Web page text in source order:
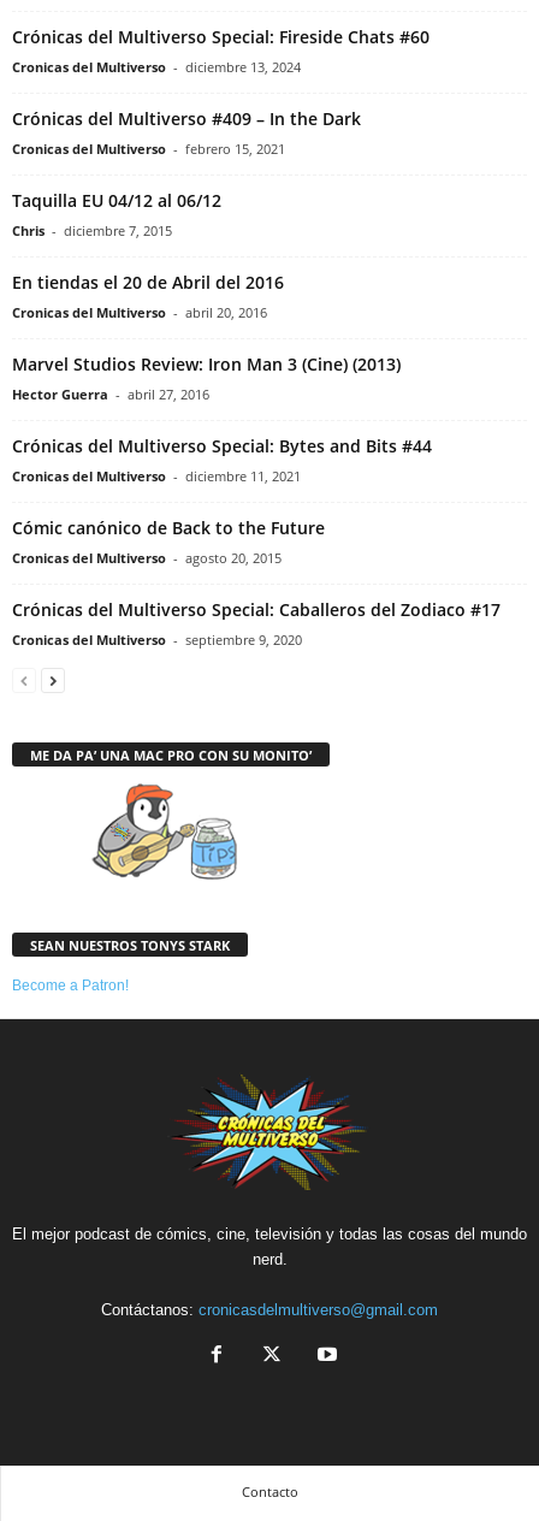
Crónicas del Multiverso Special: Fireside Chats #60
Cronicas del Multiverso - diciembre 13, 2024
Crónicas del Multiverso #409 – In the Dark
Cronicas del Multiverso - febrero 15, 2021
Taquilla EU 04/12 al 06/12
Chris - diciembre 7, 2015
En tiendas el 20 de Abril del 2016
Cronicas del Multiverso - abril 20, 2016
Marvel Studios Review: Iron Man 3 (Cine) (2013)
Hector Guerra - abril 27, 2016
Crónicas del Multiverso Special: Bytes and Bits #44
Cronicas del Multiverso - diciembre 11, 2021
Cómic canónico de Back to the Future
Cronicas del Multiverso - agosto 20, 2015
Crónicas del Multiverso Special: Caballeros del Zodiaco #17
Cronicas del Multiverso - septiembre 9, 2020
ME DA PA’ UNA MAC PRO CON SU MONITO’
SEAN NUESTROS TONYS STARK
Become a Patron!
El mejor podcast de cómics, cine, televisión y todas las cosas del mundo
nerd.
Contáctanos: cronicasdelmultiverso@gmail.com
Contacto